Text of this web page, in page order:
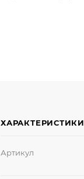
ХАРАКТЕРИСТИКИ
Артикул